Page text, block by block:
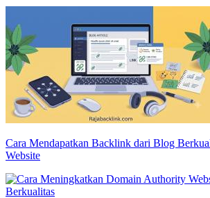
Cara Mendapatkan Backlink dari Blog
Website